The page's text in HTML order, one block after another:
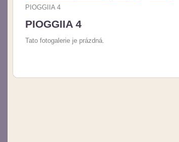
PIOGGIIA 4
PIOGGIIA 4
Tato fotogalerie je prázdná.